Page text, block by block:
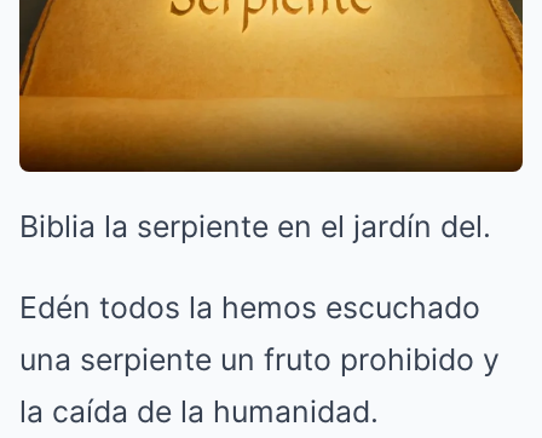
Biblia la serpiente en el jardín del.
Edén todos la hemos escuchado
una serpiente un fruto prohibido y
la caída de la humanidad.